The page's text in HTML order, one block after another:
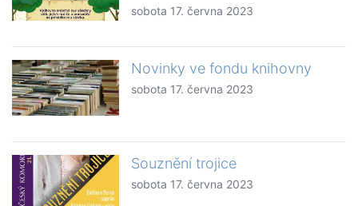
sobota 17. června 2023
Novinky ve fondu knihovny
sobota 17. června 2023
Souznění trojice
sobota 17. června 2023